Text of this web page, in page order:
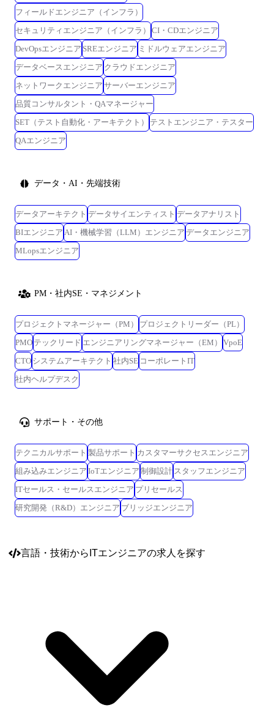
フィールドエンジニア（インフラ）
セキュリティエンジニア（インフラ）
CI・CDエンジニア
DevOpsエンジニア SREエンジニア ミドルウェアエンジニア
データベースエンジニア クラウドエンジニア
ネットワークエンジニア サーバーエンジニア
品質コンサルタント・QAマネージャー
SET（テスト自動化・アーキテクト）
テストエンジニア・テスター
QAエンジニア
データ・AI・先端技術
データアーキテクト データサイエンティスト データアナリスト
BIエンジニア AI・機械学習（LLM）エンジニア データエンジニア
MLopsエンジニア
PM・社内SE・マネジメント
プロジェクトマネージャー（PM）
プロジェクトリーダー（PL）
PMO テックリード エンジニアリングマネージャー（EM）
VpoE
CTO システムアーキテクト 社内SE コーポレートIT
社内ヘルプデスク
サポート・その他
テクニカルサポート 製品サポート カスタマーサクセスエンジニア
組み込みエンジニア IoTエンジニア 制御設計 スタッフエンジニア
ITセールス・セールスエンジニア プリセールス
研究開発（R&D）エンジニア ブリッジエンジニア
言語・技術からITエンジニアの求人を探す